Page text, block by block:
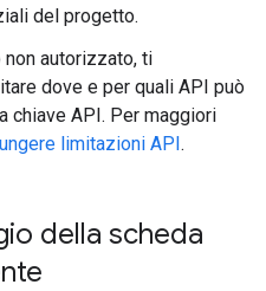
del progetto.
autorizzato, ti
dove e per quali API può
chiave API. Per maggiori
limitazioni API.
della scheda